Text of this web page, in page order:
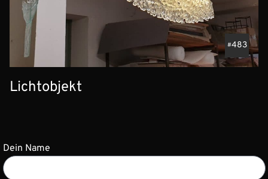
483
Lichtobjekt
Dein Name